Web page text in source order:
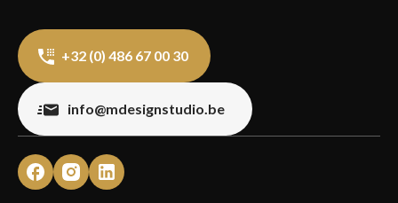
+32 (0) 486 67 00 30
info@mdesignstudio.be